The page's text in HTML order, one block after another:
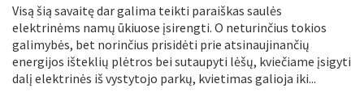
Visą šią savaitę dar galima teikti paraiškas saulės
elektrinėms namų ūkiuose įsirengti. O neturinčius tokios
galimybės, bet norinčius prisidėti prie atsinaujinančių
energijos išteklių plėtros bei sutaupyti lėšų, kviečiame įsigyti
dalį elektrinės iš vystytojo parkų, kvietimas galioja iki...